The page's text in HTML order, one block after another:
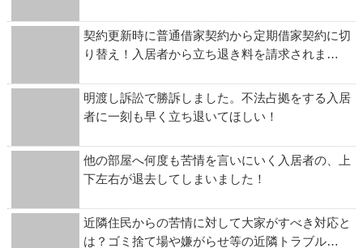
契約更新時に普通借家契約から定期借家契約に切
り替え！入居者から立ち退き料を請求されま…
明渡し訴訟で勝訴しました。不法占拠をする入居
者に一刻も早く立ち退いてほしい！
他の部屋へ何度も苦情を言いにいく入居者の、上
下左右が退去してしまいました！
近隣住民からの苦情に対して大家がすべき対応と
は？ゴミ捨て場や嫌がらせ等の近隣トラブル…